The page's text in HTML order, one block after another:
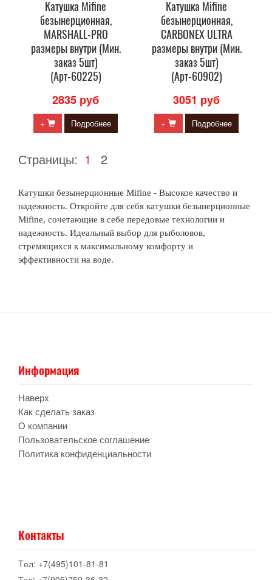
Катушка Mifine
безынерционная,
MARSHALL-PRO
размеры внутри (Мин.
заказ 5шт)
(Арт-60225)
2835 руб
+ Подробнее
Катушка Mifine
безынерционная,
CARBONEX ULTRA
размеры внутри (Мин.
заказ 5шт)
(Арт-60902)
3051 руб
+ Подробнее
Страницы: 1 2
Катушки безынерционные Mifine - Высокое качество и
надежность. Откройте для себя катушки безынерционные
Mifine, сочетающие в себе передовые технологии и
надежность. Идеальный выбор для рыболовов,
стремящихся к максимальному комфорту и
эффективности на воде.
Информация
Наверх
Как сделать заказ
О компании
Пользовательское соглашение
Политика конфиденциальности
Контакты
Tел: +7(495)101-81-81